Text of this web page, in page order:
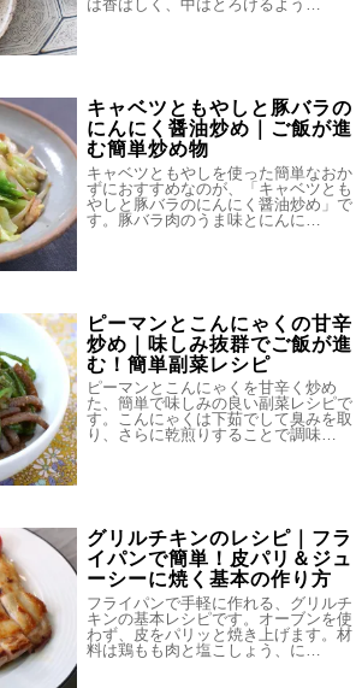
は香ばしく、中はとろけるよう…
キャベツともやしと豚バラの
にんにく醤油炒め｜ご飯が進
む簡単炒め物
キャベツともやしを使った簡単なおか
ずにおすすめなのが、「キャベツとも
やしと豚バラのにんにく醤油炒め」で
す。豚バラ肉のうま味とにんに…
ピーマンとこんにゃくの甘辛
炒め｜味しみ抜群でご飯が進
む！簡単副菜レシピ
ピーマンとこんにゃくを甘辛く炒め
た、簡単で味しみの良い副菜レシピで
す。こんにゃくは下茹でして臭みを取
り、さらに乾煎りすることで調味…
グリルチキンのレシピ｜フラ
イパンで簡単！皮パリ＆ジュ
ーシーに焼く基本の作り方
フライパンで手軽に作れる、グリルチ
キンの基本レシピです。オーブンを使
わず、皮をパリッと焼き上げます。材
料は鶏もも肉と塩こしょう、に…